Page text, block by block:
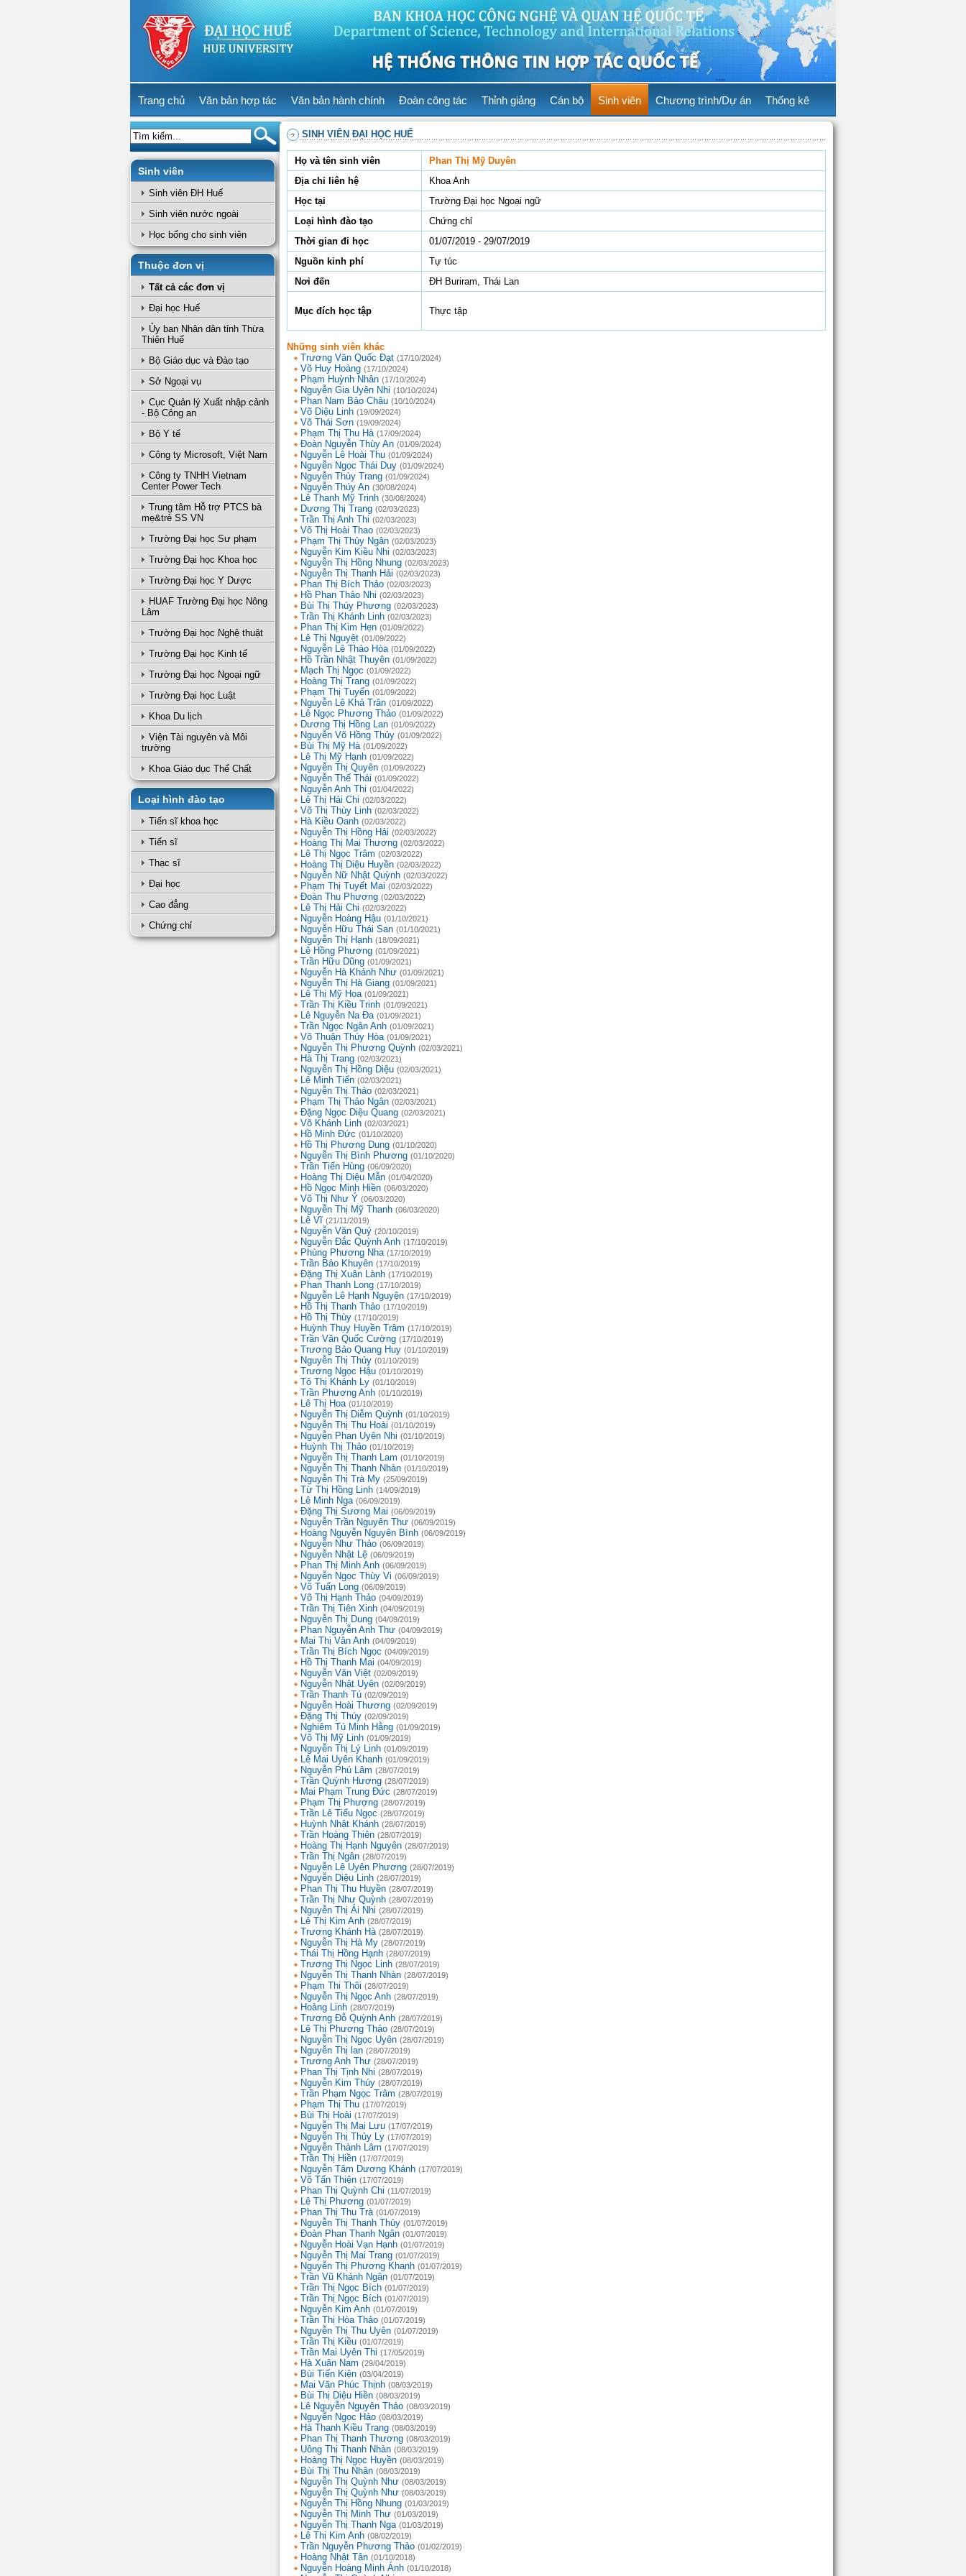
Trang chủ Văn bản hợp tác Văn bản hành chính Đoàn công tác Thỉnh giảng Cán bộ Sinh viên Chương trình/Dự án Thống kê
Sinh viên
Sinh viên ĐH Huế
Sinh viên nước ngoài
Học bổng cho sinh viên
Thuộc đơn vị
Tất cả các đơn vị
Đại học Huế
Ủy ban Nhân dân tỉnh Thừa
Thiên Huế
Bộ Giáo dục và Đào tạo
Sở Ngoại vụ
Cục Quản lý Xuất nhập cảnh
- Bộ Công an
Bộ Y tế
Công ty Microsoft, Việt Nam
Công ty TNHH Vietnam
Center Power Tech
Trung tâm Hỗ trợ PTCS bà
mẹ&trẻ SS VN
Trường Đại học Sư phạm
Trường Đại học Khoa học
Trường Đại học Y Dược
HUAF Trường Đại học Nông
Lâm
Trường Đại học Nghệ thuật
Trường Đại học Kinh tế
Trường Đại học Ngoại ngữ
Trường Đại học Luật
Khoa Du lịch
Viện Tài nguyên và Môi
trường
Khoa Giáo dục Thể Chất
Loại hình đào tạo
Tiến sĩ khoa học
Tiến sĩ
Thạc sĩ
Đại học
Cao đẳng
Chứng chỉ
SINH VIÊN ĐẠI HỌC HUẾ
Họ và tên sinh viên
Phan Thị Mỹ Duyên
Địa chỉ liên hệ
Khoa Anh
Học tại
Trường Đại học Ngoại ngữ
Loại hình đào tạo
Chứng chỉ
Thời gian đi học
01/07/2019 - 29/07/2019
Nguồn kinh phí
Tự túc
Nơi đến
ĐH Buriram, Thái Lan
Mục đích học tập Thực tập
Những sinh viên khác
Trương Văn Quốc Đạt (17/10/2024)
Võ Huy Hoàng (17/10/2024)
Phạm Huỳnh Nhân (17/10/2024)
Nguyễn Gia Uyên Nhi (10/10/2024)
Phan Nam Bảo Châu (10/10/2024)
Võ Diệu Linh (19/09/2024)
Võ Thái Sơn (19/09/2024)
Phạm Thị Thu Hà (17/09/2024)
Đoàn Nguyễn Thùy An (01/09/2024)
Nguyễn Lê Hoài Thu (01/09/2024)
Nguyễn Ngọc Thái Duy (01/09/2024)
Nguyễn Thùy Trang (01/09/2024)
Nguyễn Thúy An (30/08/2024)
Lê Thanh Mỹ Trinh (30/08/2024)
Dương Thị Trang (02/03/2023)
Trần Thị Anh Thi (02/03/2023)
Võ Thị Hoài Thao (02/03/2023)
Phạm Thị Thủy Ngân (02/03/2023)
Nguyễn Kim Kiều Nhi (02/03/2023)
Nguyễn Thị Hồng Nhung (02/03/2023)
Nguyễn Thị Thanh Hải (02/03/2023)
Phan Thị Bích Thảo (02/03/2023)
Hồ Phan Thảo Nhi (02/03/2023)
Bùi Thị Thúy Phương (02/03/2023)
Trần Thị Khánh Linh (02/03/2023)
Phan Thị Kim Hẹn (01/09/2022)
Lê Thị Nguyệt (01/09/2022)
Nguyễn Lê Thảo Hòa (01/09/2022)
Hồ Trần Nhật Thuyên (01/09/2022)
Mạch Thị Ngọc (01/09/2022)
Hoàng Thị Trang (01/09/2022)
Phạm Thị Tuyến (01/09/2022)
Nguyễn Lê Khả Trân (01/09/2022)
Lê Ngọc Phương Thảo (01/09/2022)
Dương Thị Hồng Lan (01/09/2022)
Nguyễn Võ Hồng Thủy (01/09/2022)
Bùi Thị Mỹ Hà (01/09/2022)
Lê Thị Mỹ Hạnh (01/09/2022)
Nguyễn Thị Quyên (01/09/2022)
Nguyễn Thế Thái (01/09/2022)
Nguyễn Anh Thi (01/04/2022)
Lê Thị Hải Chi (02/03/2022)
Võ Thị Thùy Linh (02/03/2022)
Hà Kiều Oanh (02/03/2022)
Nguyễn Thị Hồng Hải (02/03/2022)
Hoàng Thị Mai Thương (02/03/2022)
Lê Thị Ngọc Trâm (02/03/2022)
Hoàng Thị Diệu Huyền (02/03/2022)
Nguyễn Nữ Nhật Quỳnh (02/03/2022)
Phạm Thị Tuyết Mai (02/03/2022)
Đoàn Thu Phương (02/03/2022)
Lê Thị Hải Chi (02/03/2022)
Nguyễn Hoàng Hậu (01/10/2021)
Nguyễn Hữu Thái San (01/10/2021)
Nguyễn Thị Hạnh (18/09/2021)
Lê Hồng Phương (01/09/2021)
Trần Hữu Dũng (01/09/2021)
Nguyễn Hà Khánh Như (01/09/2021)
Nguyễn Thị Hà Giang (01/09/2021)
Lê Thị Mỹ Hoa (01/09/2021)
Trần Thị Kiều Trinh (01/09/2021)
Lê Nguyễn Na Đa (01/09/2021)
Trần Ngọc Ngân Anh (01/09/2021)
Võ Thuận Thúy Hòa (01/09/2021)
Nguyễn Thị Phương Quỳnh (02/03/2021)
Hà Thị Trang (02/03/2021)
Nguyễn Thị Hồng Diệu (02/03/2021)
Lê Minh Tiến (02/03/2021)
Nguyễn Thị Thảo (02/03/2021)
Phạm Thị Thảo Ngân (02/03/2021)
Đặng Ngọc Diệu Quang (02/03/2021)
Võ Khánh Linh (02/03/2021)
Hồ Minh Đức (01/10/2020)
Hồ Thị Phương Dung (01/10/2020)
Nguyễn Thị Bình Phương (01/10/2020)
Trần Tiến Hùng (06/09/2020)
Hoàng Thị Diệu Mẫn (01/04/2020)
Hồ Ngọc Minh Hiền (06/03/2020)
Võ Thị Như Ý (06/03/2020)
Nguyễn Thị Mỹ Thanh (06/03/2020)
Lê Vĩ (21/11/2019)
Nguyễn Văn Quý (20/10/2019)
Nguyễn Đắc Quỳnh Anh (17/10/2019)
Phùng Phương Nha (17/10/2019)
Trần Bảo Khuyên (17/10/2019)
Đặng Thị Xuân Lành (17/10/2019)
Phan Thanh Long (17/10/2019)
Nguyễn Lê Hạnh Nguyện (17/10/2019)
Hồ Thị Thanh Thảo (17/10/2019)
Hồ Thị Thùy (17/10/2019)
Huỳnh Thụy Huyền Trâm (17/10/2019)
Trần Văn Quốc Cường (17/10/2019)
Trương Bảo Quang Huy (01/10/2019)
Nguyễn Thị Thủy (01/10/2019)
Trương Ngọc Hậu (01/10/2019)
Tô Thị Khánh Ly (01/10/2019)
Trần Phương Anh (01/10/2019)
Lê Thị Hoa (01/10/2019)
Nguyễn Thị Diễm Quỳnh (01/10/2019)
Nguyễn Thị Thu Hoài (01/10/2019)
Nguyễn Phan Uyên Nhi (01/10/2019)
Huỳnh Thị Thảo (01/10/2019)
Nguyễn Thị Thanh Lam (01/10/2019)
Nguyễn Thị Thanh Nhàn (01/10/2019)
Nguyễn Thị Trà My (25/09/2019)
Từ Thị Hồng Linh (14/09/2019)
Lê Minh Nga (06/09/2019)
Đặng Thị Sương Mai (06/09/2019)
Nguyễn Trần Nguyên Thư (06/09/2019)
Hoàng Nguyễn Nguyên Bình (06/09/2019)
Nguyễn Như Thảo (06/09/2019)
Nguyễn Nhật Lệ (06/09/2019)
Phan Thị Minh Anh (06/09/2019)
Nguyễn Ngọc Thùy Vi (06/09/2019)
Võ Tuấn Long (06/09/2019)
Võ Thị Hạnh Thảo (04/09/2019)
Trần Thị Tiên Xinh (04/09/2019)
Nguyễn Thị Dung (04/09/2019)
Phan Nguyễn Anh Thư (04/09/2019)
Mai Thị Vân Anh (04/09/2019)
Trần Thị Bích Ngọc (04/09/2019)
Hồ Thị Thanh Mai (04/09/2019)
Nguyễn Văn Việt (02/09/2019)
Nguyễn Nhật Uyên (02/09/2019)
Trần Thanh Tú (02/09/2019)
Nguyễn Hoài Thương (02/09/2019)
Đặng Thị Thúy (02/09/2019)
Nghiêm Tú Minh Hằng (01/09/2019)
Võ Thị Mỹ Linh (01/09/2019)
Nguyễn Thị Lý Linh (01/09/2019)
Lê Mai Uyên Khanh (01/09/2019)
Nguyễn Phú Lâm (28/07/2019)
Trần Quỳnh Hương (28/07/2019)
Mai Phạm Trung Đức (28/07/2019)
Phạm Thị Phượng (28/07/2019)
Trần Lê Tiểu Ngọc (28/07/2019)
Huỳnh Nhật Khánh (28/07/2019)
Trần Hoàng Thiên (28/07/2019)
Hoàng Thị Hạnh Nguyên (28/07/2019)
Trần Thị Ngân (28/07/2019)
Nguyễn Lê Uyên Phương (28/07/2019)
Nguyễn Diệu Linh (28/07/2019)
Phan Thị Thu Huyền (28/07/2019)
Trần Thị Như Quỳnh (28/07/2019)
Nguyễn Thị Ái Nhi (28/07/2019)
Lê Thị Kim Anh (28/07/2019)
Trương Khánh Hà (28/07/2019)
Nguyễn Thị Hà My (28/07/2019)
Thái Thị Hồng Hạnh (28/07/2019)
Trương Thị Ngọc Linh (28/07/2019)
Nguyễn Thị Thanh Nhàn (28/07/2019)
Phạm Thi Thôi (28/07/2019)
Nguyễn Thị Ngọc Anh (28/07/2019)
Hoàng Linh (28/07/2019)
Trương Đỗ Quỳnh Anh (28/07/2019)
Lê Thị Phương Thảo (28/07/2019)
Nguyễn Thị Ngọc Uyên (28/07/2019)
Nguyễn Thị lan (28/07/2019)
Trương Anh Thư (28/07/2019)
Phan Thị Tịnh Nhi (28/07/2019)
Nguyễn Kim Thúy (28/07/2019)
Trần Phạm Ngọc Trâm (28/07/2019)
Phạm Thị Thu (17/07/2019)
Bùi Thị Hoài (17/07/2019)
Nguyễn Thị Mai Lưu (17/07/2019)
Nguyễn Thị Thủy Ly (17/07/2019)
Nguyễn Thành Lâm (17/07/2019)
Trần Thị Hiền (17/07/2019)
Nguyễn Tâm Dương Khánh (17/07/2019)
Võ Tấn Thiện (17/07/2019)
Phan Thị Quỳnh Chi (11/07/2019)
Lê Thị Phương (01/07/2019)
Phan Thị Thu Trà (01/07/2019)
Nguyễn Thị Thanh Thủy (01/07/2019)
Đoàn Phan Thanh Ngân (01/07/2019)
Nguyễn Hoài Vạn Hạnh (01/07/2019)
Nguyễn Thị Mai Trang (01/07/2019)
Nguyễn Thị Phương Khanh (01/07/2019)
Trần Vũ Khánh Ngân (01/07/2019)
Trần Thị Ngọc Bích (01/07/2019)
Trần Thị Ngọc Bích (01/07/2019)
Nguyễn Kim Anh (01/07/2019)
Trần Thị Hòa Thảo (01/07/2019)
Nguyễn Thị Thu Uyên (01/07/2019)
Trần Thị Kiều (01/07/2019)
Trần Mai Uyên Thi (17/05/2019)
Hà Xuân Nam (29/04/2019)
Bùi Tiến Kiện (03/04/2019)
Mai Văn Phúc Thịnh (08/03/2019)
Bùi Thị Diệu Hiền (08/03/2019)
Lê Nguyễn Nguyên Thảo (08/03/2019)
Nguyễn Ngọc Hảo (08/03/2019)
Hà Thanh Kiều Trang (08/03/2019)
Phan Thị Thanh Thương (08/03/2019)
Uông Thị Thanh Nhàn (08/03/2019)
Hoàng Thị Ngọc Huyền (08/03/2019)
Bùi Thị Thu Nhân (08/03/2019)
Nguyễn Thị Quỳnh Như (08/03/2019)
Nguyễn Thị Quỳnh Như (08/03/2019)
Nguyễn Thị Hồng Nhung (01/03/2019)
Nguyễn Thị Minh Thư (01/03/2019)
Nguyễn Thị Thanh Nga (01/03/2019)
Lê Thị Kim Anh (08/02/2019)
Trần Nguyễn Phương Thảo (01/02/2019)
Hoàng Nhật Tân (01/10/2018)
Nguyễn Hoàng Minh Ánh (01/10/2018)